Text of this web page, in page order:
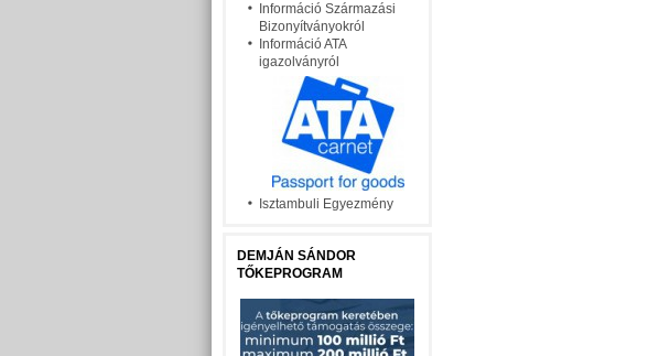
Információ Származási
Bizonyítványokról
Információ ATA
igazolványról
Isztambuli Egyezmény
DEMJÁN SÁNDOR
TŐKEPROGRAM